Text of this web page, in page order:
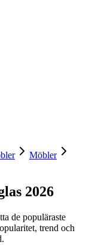
Möbler
2026
de populäraste
trend och